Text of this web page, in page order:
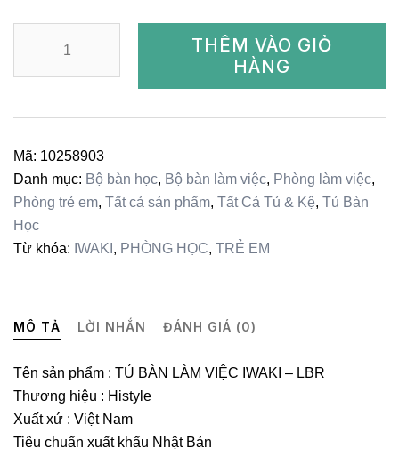
LÀM
-
LBR
số
lượng
THÊM VÀO GIỎ
HÀNG
Mã: 10258903
Danh mục: Bộ bàn học, Bộ bàn làm việc, Phòng làm việc,
Phòng trẻ em, Tất cả sản phẩm, Tất Cả Tủ & Kệ, Tủ Bàn
Học
Từ khóa: IWAKI , PHÒNG HỌC, TRẺ EM
MÔ TẢ LỜI NHẮN ĐÁNH GIÁ (0)
Tên sản phẩm : TỦ BÀN LÀM VIỆC IWAKI – LBR
Thương hiệu : Histyle
Xuất xứ : Việt Nam
Tiêu chuẩn xuất khẩu Nhật Bản